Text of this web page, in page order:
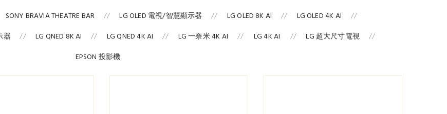
SONY BRAVIA THEATRE BAR LG OLED 電視/智慧顯示器 LG OLED 8K AI
LG OLED 4K AI
器 LG QNED 8K AI LG QNED 4K AI LG 一奈米 4K AI LG 4K AI
LG 超大尺寸電視
EPSON 投影機